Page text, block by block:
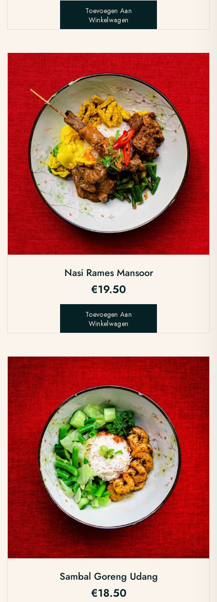
Toevoegen Aan
Winkelwagen
Nasi Rames Mansoor
€19.50
Toevoegen Aan
Winkelwagen
Sambal Goreng Udang
€18.50